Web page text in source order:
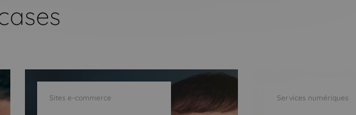
Sites e-commerce Services numériques